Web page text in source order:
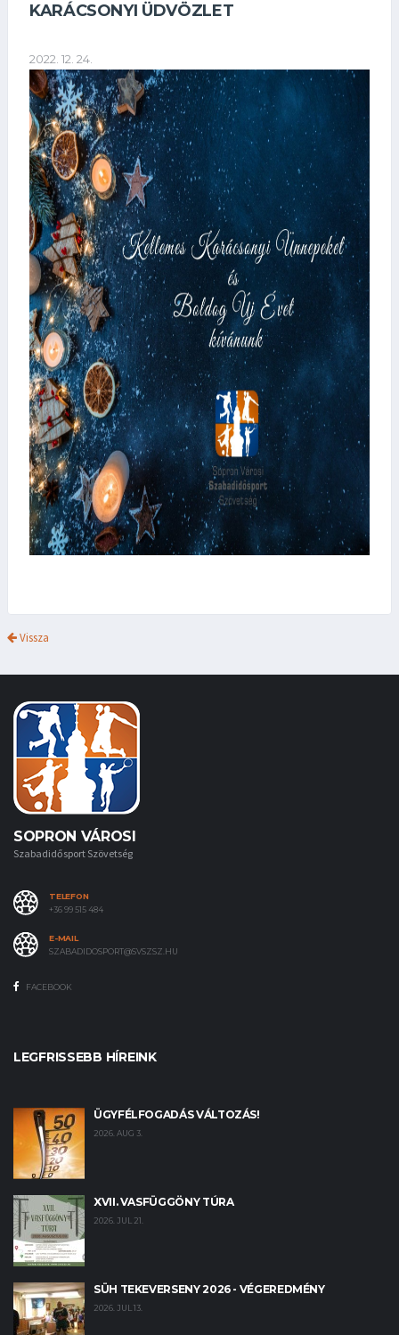
KARÁCSONYI ÜDVÖZLET
2022. 12. 24.
Vissza
SOPRON VÁROSI
Szabadidősport Szövetség
TELEFON
+36 99 515 484
E-MAIL
SZABADIDOSPORT@SVSZSZ.HU
FACEBOOK
LEGFRISSEBB HÍREINK
ÜGYFÉLFOGADÁS VÁLTOZÁS!
2026. AUG 3.
XVII. VASFÜGGÖNY TÚRA
2026. JUL 21.
SÜH TEKEVERSENY 2026 - VÉGEREDMÉNY
2026. JUL 13.